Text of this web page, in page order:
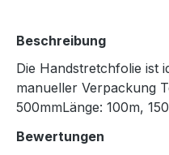
Beschreibung
Die Handstretchfolie ist
manueller Verpackung
500mmLänge: 100m,
Bewertungen